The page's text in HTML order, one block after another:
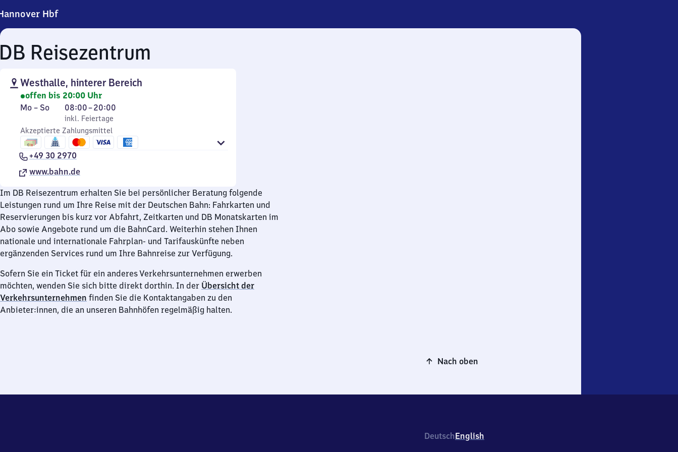
Hbf
Reisezentrum
Westhalle, hinterer Bereich
offen bis 20:00 Uhr
Montag
Sonntag
Mo – So,
inkl. Feiertage
08:00–20:00
Von
8
Uhr
bis
20
Uhr
inkl. Feiertage
Akzeptierte Zahlungsmittel
+49 30 2970
www.bahn.de
Im DB Reisezentrum erhalten Sie bei persönlicher Beratung folgende
Leistungen rund um Ihre Reise mit der Deutschen Bahn: Fahrkarten und
Reservierungen bis kurz vor Abfahrt, Zeitkarten und DB Monatskarten im
Abo sowie Angebote rund um die BahnCard. Weiterhin stehen Ihnen
nationale und internationale Fahrplan- und Tarifauskünfte neben
ergänzenden Services rund um Ihre Bahnreise zur Verfügung.
Sofern Sie ein Ticket für ein anderes Verkehrsunternehmen erwerben
möchten, wenden Sie sich bitte direkt dorthin. In der Übersicht der
Verkehrsunternehmen finden Sie die Kontaktangaben zu den
Anbieter:innen, die an unseren Bahnhöfen regelmäßig halten.
Nach oben
DeutschEnglish